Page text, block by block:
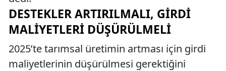
DESTEKLER ARTIRILMALI, GIRDI
MALIYETLERI DÜŞÜRÜLMELI
2025’te tarımsal üretimin artması için girdi
maliyetlerinin düşürülmesi gerektiğini